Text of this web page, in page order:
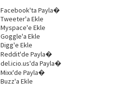
Facebook'ta Payla�
Tweeter'a Ekle
Myspace'e Ekle
Goggle'a Ekle
Digg'e Ekle
Reddit'de Payla�
del.icio.us'da Payla�
Mixx'de Payla�
Buzz'a Ekle